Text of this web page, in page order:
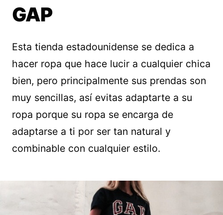
GAP
Esta tienda estadounidense se dedica a
hacer ropa que hace lucir a cualquier chica
bien, pero principalmente sus prendas son
muy sencillas, así evitas adaptarte a su
ropa porque su ropa se encarga de
adaptarse a ti por ser tan natural y
combinable con cualquier estilo.